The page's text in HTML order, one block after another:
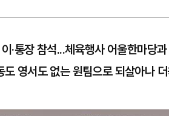
·통장 참석...체육행사 어울한마당과
도 영서도 없는 원팀으로 되살아나